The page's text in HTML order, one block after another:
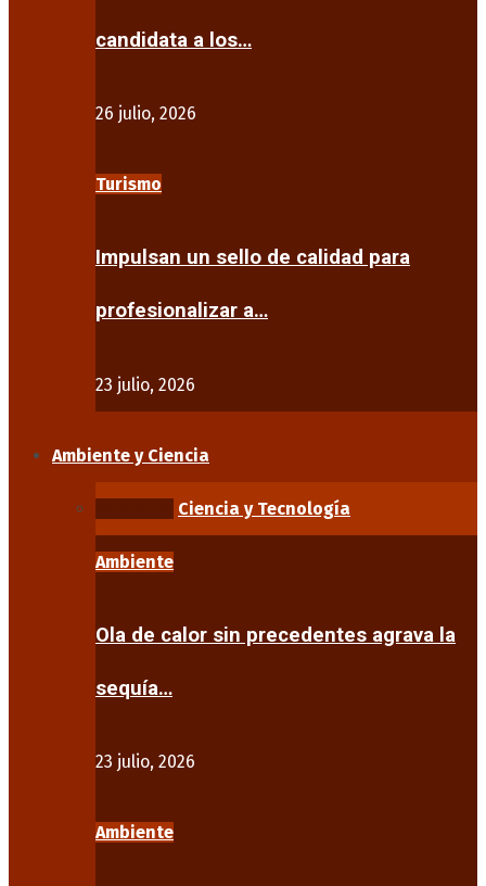
candidata a los…
26 julio, 2026
Turismo
Impulsan un sello de calidad para
profesionalizar a…
23 julio, 2026
Ambiente y Ciencia
Ciencia y Tecnología
Ambiente
Ola de calor sin precedentes agrava la
sequía…
23 julio, 2026
Ambiente